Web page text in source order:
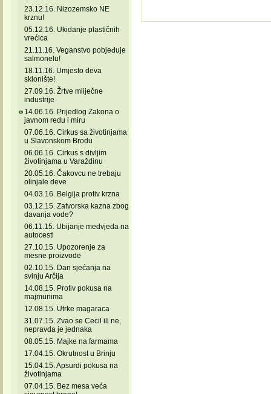
23.12.16. Nizozemsko NE
krznu!
05.12.16. Ukidanje plastičnih
vrećica
21.11.16. Veganstvo pobjeđuje
salmonelu!
18.11.16. Umjesto deva
sklonište!
27.09.16. Žrtve mliječne
industrije
14.06.16. Prijedlog Zakona o
javnom redu i miru
07.06.16. Cirkus sa životinjama
u Slavonskom Brodu
06.06.16. Cirkus s divljim
životinjama u Varaždinu
20.05.16. Čakovcu ne trebaju
olinjale deve
04.03.16. Belgija protiv krzna
03.12.15. Zatvorska kazna zbog
davanja vode?
06.11.15. Ubijanje medvjeda na
autocesti
27.10.15. Upozorenje za
mesne proizvode
02.10.15. Dan sjećanja na
svinju Arčija
14.08.15. Protiv pokusa na
majmunima
12.08.15. Utrke magaraca
31.07.15. Zvao se Cecil ili ne,
nepravda je jednaka
08.05.15. Majke na farmama
17.04.15. Okrutnost u Brinju
15.04.15. Apsurdi pokusa na
životinjama
07.04.15. Bez mesa veća